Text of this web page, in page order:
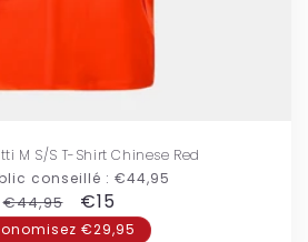
M S/S T-Shirt Chinese Red
conseillé : €44,95
Prix
habituel
€44,95
Prix
promotionnel
€15
€29,95